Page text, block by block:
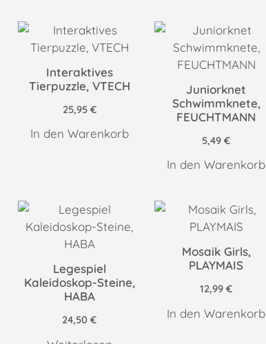
Interaktives
Tierpuzzle, VTECH
25,95 €
In den Warenkorb
Juniorknet
Schwimmknete,
FEUCHTMANN
5,49€
In den Warenkorb
Legespiel
Kaleidoskop-Steine,
HABA
24,50€
Mosaik Girls,
PLAYMAIS
12,99€
In den Warenkorb